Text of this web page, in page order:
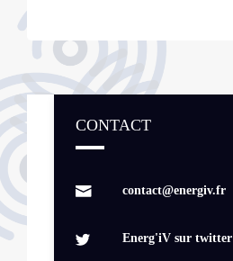
CONTACT
contact@energiv.fr
Energ'iV sur twitter